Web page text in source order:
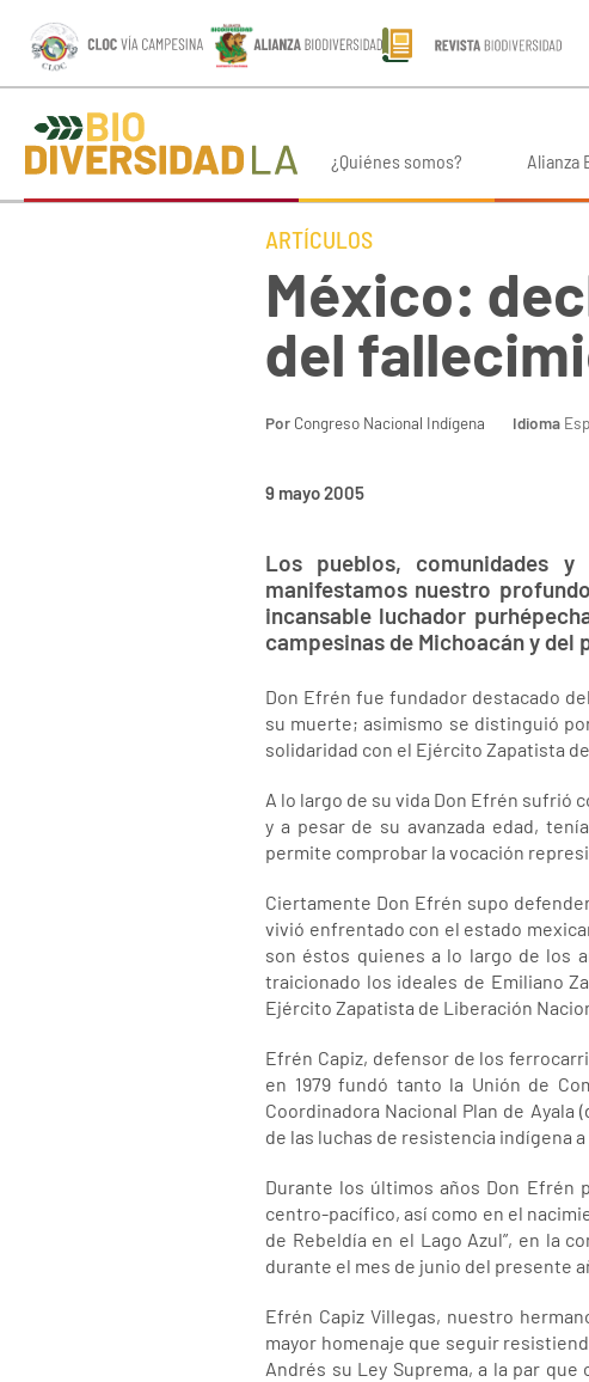
¿Quiénes somos? Alianza
ARTÍCULOS
México:
del
Por Congreso Nacional Indígena Idioma
9 mayo 2005
Los pueblos, comunidades y
manifestamos nuestro
incansable luchador
campesinas de Michoacán y
Don Efrén fue fundador destacado
su muerte; asimismo se distinguió
solidaridad con el Ejército Zapatista
A lo largo de su vida Don Efrén sufrió
y a pesar de su avanzada edad,
permite comprobar la vocación
Ciertamente Don Efrén supo
vivió enfrentado con el estado
son éstos quienes a lo largo de los
traicionado los ideales de Emiliano
Ejército Zapatista de Liberación
Efrén Capiz, defensor de los
en 1979 fundó tanto la Unión de
Coordinadora Nacional Plan de
de las luchas de resistencia indígena
Durante los últimos años Don Efrén
centro-pacífico, así como en el
de Rebeldía en el Lago Azul”, en la
durante el mes de junio del presente
Efrén Capiz Villegas, nuestro
mayor homenaje que seguir
Andrés su Ley Suprema, a la par